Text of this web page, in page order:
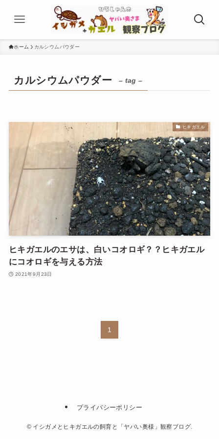
ホーム カルシウムパウダー
カルシウムパウダー – tag –
ヒキガエル
ヒキガエルのエサは、白いコオロギ？？ヒキガエル
にコオロギを与える方法
2021年9月23日
1
プライバシーポリシー
© イシガメとヒキガエルの飼育と「ヤバい奥様」観察ブログ.